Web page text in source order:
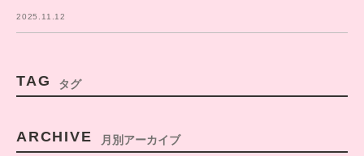
2025.11.12
TAG タグ
ARCHIVE 月別アーカイブ